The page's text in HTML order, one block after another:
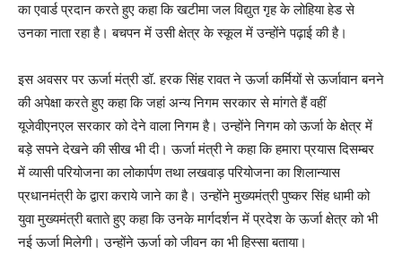
का एवार्ड प्रदान करते हुए कहा कि खटीमा जल विद्युत गृह के लोहिया हेड से
उनका नाता रहा है। बचपन में उसी क्षेत्र के स्कूल में उन्होंने पढ़ाई की है।
इस अवसर पर ऊर्जा मंत्री डॉ. हरक सिंह रावत ने ऊर्जा कर्मियों से ऊर्जावान बनने
की अपेक्षा करते हुए कहा कि जहां अन्य निगम सरकार से मांगते हैं वहीं
यूजेवीएनएल सरकार को देने वाला निगम है। उन्होंने निगम को ऊर्जा के क्षेत्र में
बड़े सपने देखने की सीख भी दी। ऊर्जा मंत्री ने कहा कि हमारा प्रयास दिसम्बर
में व्यासी परियोजना का लोकार्पण तथा लखवाड़ परियोजना का शिलान्यास
प्रधानमंत्री के द्वारा कराये जाने का है। उन्होंने मुख्यमंत्री पुष्कर सिंह धामी को
युवा मुख्यमंत्री बताते हुए कहा कि उनके मार्गदर्शन में प्रदेश के ऊर्जा क्षेत्र को भी
नई ऊर्जा मिलेगी। उन्होंने ऊर्जा को जीवन का भी हिस्सा बताया।